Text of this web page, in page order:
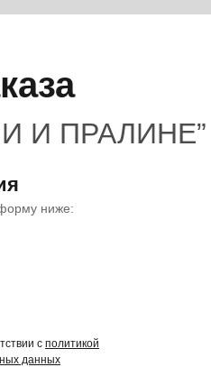
И ПРАЛИНЕ”
ниже:
с политикой
данных